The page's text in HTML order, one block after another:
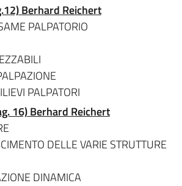
Berhard Reichert
PALPATORIO
PALPATORI
16) Berhard Reichert
DELLE VARIE STRUTTURE
DINAMICA